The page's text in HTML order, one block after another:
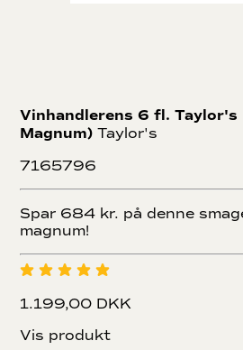
Vinhandlerens 6 fl. Taylor's
Magnum) Taylor's
7165796
Spar 684 kr. på denne
magnum!
1.199,00 DKK
Vis produkt